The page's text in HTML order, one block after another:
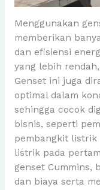
Menggunakan
memberikan
dan efisiensi
yang lebih
Genset ini juga
optimal dalam
sehingga cocok
bisnis, seperti
pembangkit listrik
listrik pada
genset Cummins,
dan biaya serta